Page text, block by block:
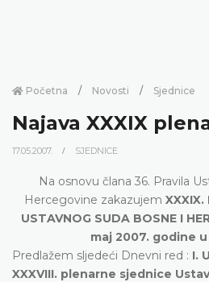
Početna Novosti Sjednice
Najava XXXIX
17.05.2007. SJEDNICE
Na osnovu člana 36. Pravila
Hercegovine zakazujem XXXIX.
USTAVNOG SUDA BOSNE I
maj 2007. godine
Predlažem sljedeći Dnevni red : I.
XXXVIII. plenarne sjednice